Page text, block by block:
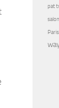
pat
salon
Paris